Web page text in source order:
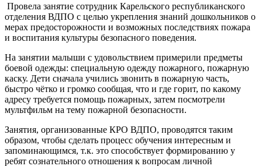
Провела занятие сотрудник Карельского республиканского
отделения ВДПО с целью укрепления знаний дошкольников о
мерах предосторожности и возможных последствиях пожара
и воспитания культуры безопасного поведения.
На занятии малыши с удовольствием примерили предметы
боевой одежды: специальную одежду пожарного, пожарную
каску. Дети сначала учились звонить в пожарную часть,
быстро чётко и громко сообщая, что и где горит, по какому
адресу требуется помощь пожарных, затем посмотрели
мультфильм на тему пожарной безопасности.
Занятия, организованные КРО ВДПО, проводятся таким
образом, чтобы сделать процесс обучения интересным и
запоминающимся, т.к. это способствует формированию у
ребят сознательного отношения к вопросам личной